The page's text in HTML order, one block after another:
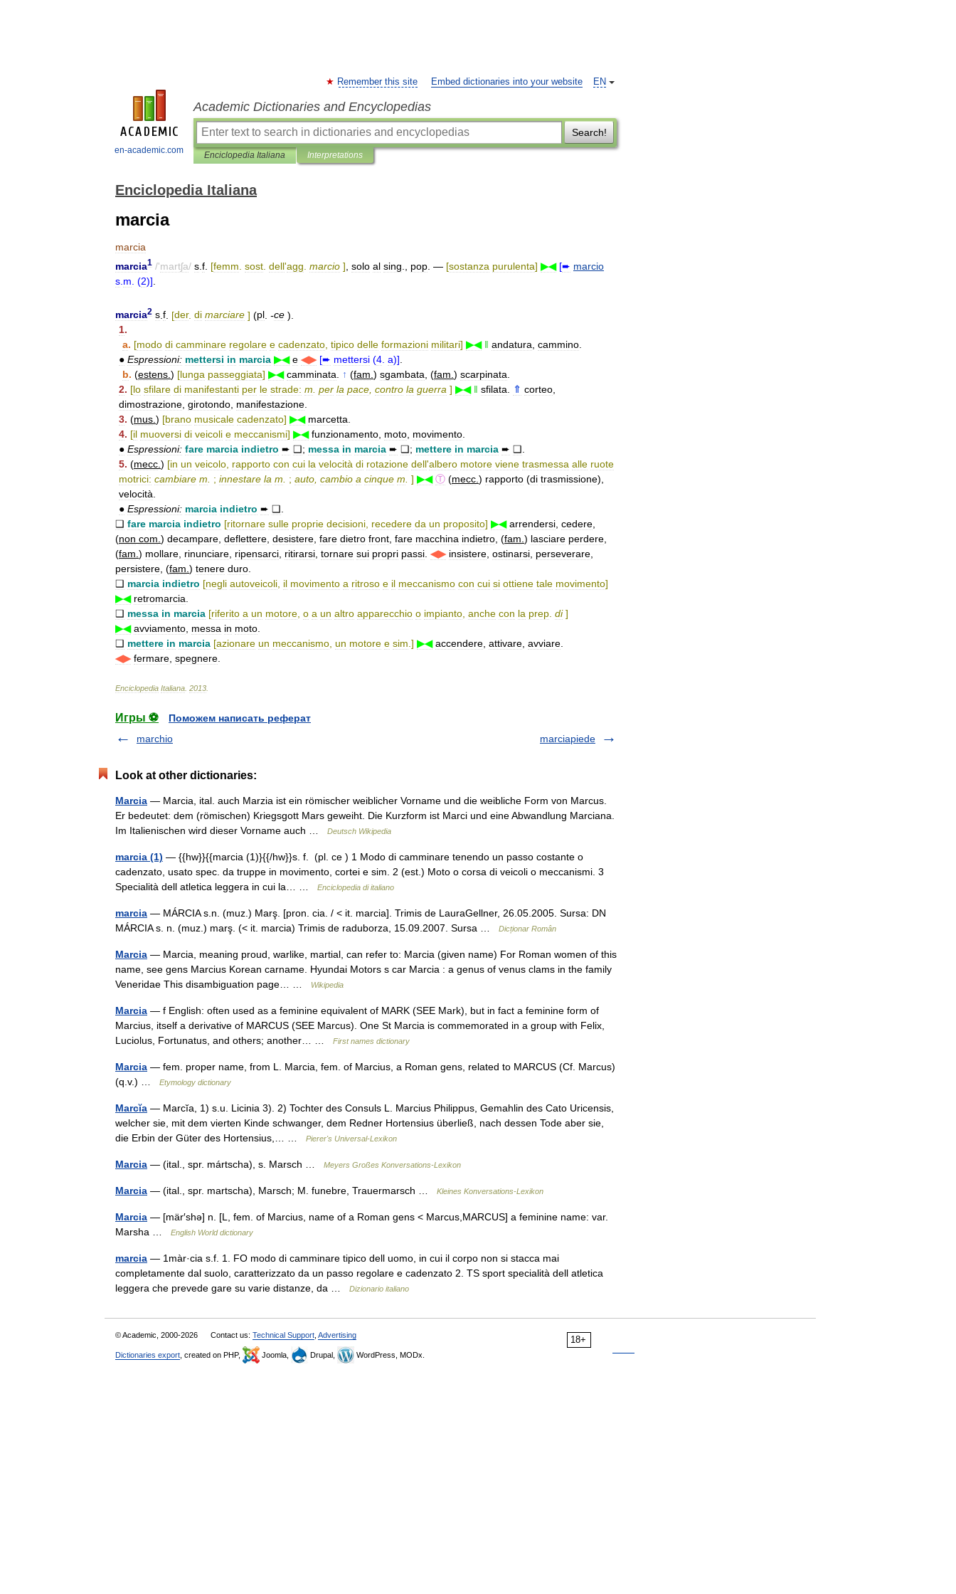
en-academic.com
EN
Remember this site Embed dictionaries into your website
Academic Dictionaries and Encyclopedias
Search!
Enciclopedia Italiana Interpretations
Enciclopedia Italiana
marcia
marcia
marcia1 /'martʃa/ s f [femm sost dell'agg marcio ] solo al sing pop . — [sostanza purulenta] ▶◀ [➨ marcio
s m . (2)]
marcia2 s f [der. di marciare ] (pl -ce ).
1.
a. [modo di camminare regolare e cadenzato, tipico delle formazioni militari] ▶◀ ‖ andatura, cammino.
● Espressioni: mettersi in marcia ▶◀ e ◀▶ [➨ mettersi (4. a)].
b. (estens.) [lunga passeggiata] ▶◀ camminata. ↑ (fam.) sgambata, (fam.) scarpinata.
2. [lo sfilare di manifestanti per le strade: m. per la pace, contro la guerra ] ▶◀ ‖ sfilata. ⇑ corteo,
dimostrazione, girotondo, manifestazione.
3. (mus.) [brano musicale cadenzato] ▶◀ marcetta.
4. [il muoversi di veicoli e meccanismi] ▶◀ funzionamento, moto, movimento.
● Espressioni: fare marcia indietro ➨ ❑; messa in marcia ➨ ❑; mettere in marcia ➨ ❑.
5. (mecc.) [in un veicolo, rapporto con cui la velocità di rotazione dell'albero motore viene trasmessa alle ruote
motrici: cambiare m. ; innestare la m. ; auto, cambio a cinque m. ] ▶◀ Ⓣ (mecc.) rapporto (di trasmissione),
velocità.
● Espressioni: marcia indietro ➨ ❑.
❑ fare marcia indietro [ritornare sulle proprie decisioni, recedere da un proposito] ▶◀ arrendersi, cedere,
(non com.) decampare, deflettere, desistere, fare dietro front, fare macchina indietro, (fam.) lasciare perdere,
(fam.) mollare, rinunciare, ripensarci, ritirarsi, tornare sui propri passi. ◀▶ insistere, ostinarsi, perseverare,
persistere, (fam.) tenere duro.
❑ marcia indietro [negli autoveicoli, il movimento a ritroso e il meccanismo con cui si ottiene tale movimento]
▶◀ retromarcia.
❑ messa in marcia [riferito a un motore, o a un altro apparecchio o impianto, anche con la prep. di]
▶◀ avviamento, messa in moto.
❑ mettere in marcia [azionare un meccanismo, un motore e sim.] ▶◀ accendere, attivare, avviare.
◀▶ fermare, spegnere.
Enciclopedia Italiana 2013
Игры ⚽
Поможем написать реферат
marchio
marciapiede
Look at other dictionaries:
Marcia — Marcia, ital. auch Marzia ist ein römischer weiblicher Vorname und die weibliche Form von Marcus.
Er bedeutet: dem (römischen) Kriegsgott Mars geweiht. Die Kurzform ist Marci und eine Abwandlung Marciana.
Im Italienischen wird dieser Vorname auch …
Deutsch Wikipedia
marcia (1) — {{hw}}{{marcia (1)}{{/hw}}s. f. (pl. ce ) 1 Modo di camminare tenendo un passo costante o
cadenzato, usato spec. da truppe in movimento, cortei e sim. 2 (est.) Moto o corsa di veicoli o meccanismi. 3
Specialità dell atletica leggera in cui la… …
Enciclopedia di italiano
marcia — MÁRCIA s.n. (muz.) Marş. [pron. cia. / < it. marcia]. Trimis de LauraGellner, 26.05.2005. Sursa: DN
MÁRCIA s. n. (muz.) marş. (< it. marcia) Trimis de raduborza, 15.09.2007. Sursa …
Dicționar Român
Marcia — Marcia, meaning proud, warlike, martial, can refer to: Marcia (given name) For Roman women of this
name, see gens Marcius Korean carname. Hyundai Motors s car Marcia : a genus of venus clams in the family
Veneridae This disambiguation page… …
Wikipedia
Marcia — f English: often used as a feminine equivalent of MARK (SEE Mark), but in fact a feminine form of
Marcius, itself a derivative of MARCUS (SEE Marcus). One St Marcia is commemorated in a group with Felix,
Luciolus, Fortunatus, and others; another… …
First names dictionary
Marcia — fem. proper name, from L. Marcia, fem. of Marcius, a Roman gens, related to MARCUS (Cf. Marcus)
(q.v.) …
Etymology dictionary
Marcĭa — Marcĭa, 1) s.u. Licinia 3). 2) Tochter des Consuls L. Marcius Philippus, Gemahlin des Cato Uricensis,
welcher sie, mit dem vierten Kinde schwanger, dem Redner Hortensius überließ, nach dessen Tode aber sie,
die Erbin der Güter des Hortensius,… …
Pierer's Universal-Lexikon
Marcia — (ital., spr. mártscha), s. Marsch … Meyers Großes Konversations-Lexikon
Marcia — (ital., spr. martscha), Marsch; M. funebre, Trauermarsch … Kleines Konversations-Lexikon
Marcia — [mär′shə] n. [L, fem. of Marcius, name of a Roman gens < Marcus,MARCUS] a feminine name: var.
Marsha …
English World dictionary
marcia — 1màr·cia s.f. 1. FO modo di camminare tipico dell uomo, in cui il corpo non si stacca mai
completamente dal suolo, caratterizzato da un passo regolare e cadenzato 2. TS sport specialità dell atletica
leggera che prevede gare su varie distanze, da …
Dizionario italiano
18+
© Academic, 2000-2026 Contact us: Technical Support Advertising
Dictionaries export , created on PHP, Joomla, Drupal, WordPress, MODx.